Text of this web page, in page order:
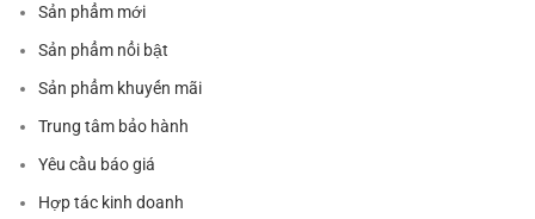
Sản phẩm mới
Sản phẩm nổi bật
Sản phẩm khuyến mãi
Trung tâm bảo hành
Yêu cầu báo giá
Hợp tác kinh doanh